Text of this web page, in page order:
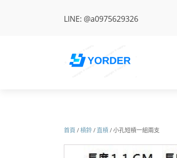
LINE: @a0975629326
首頁 /槓鈴/ 直槓/ 小孔短槓一組兩支